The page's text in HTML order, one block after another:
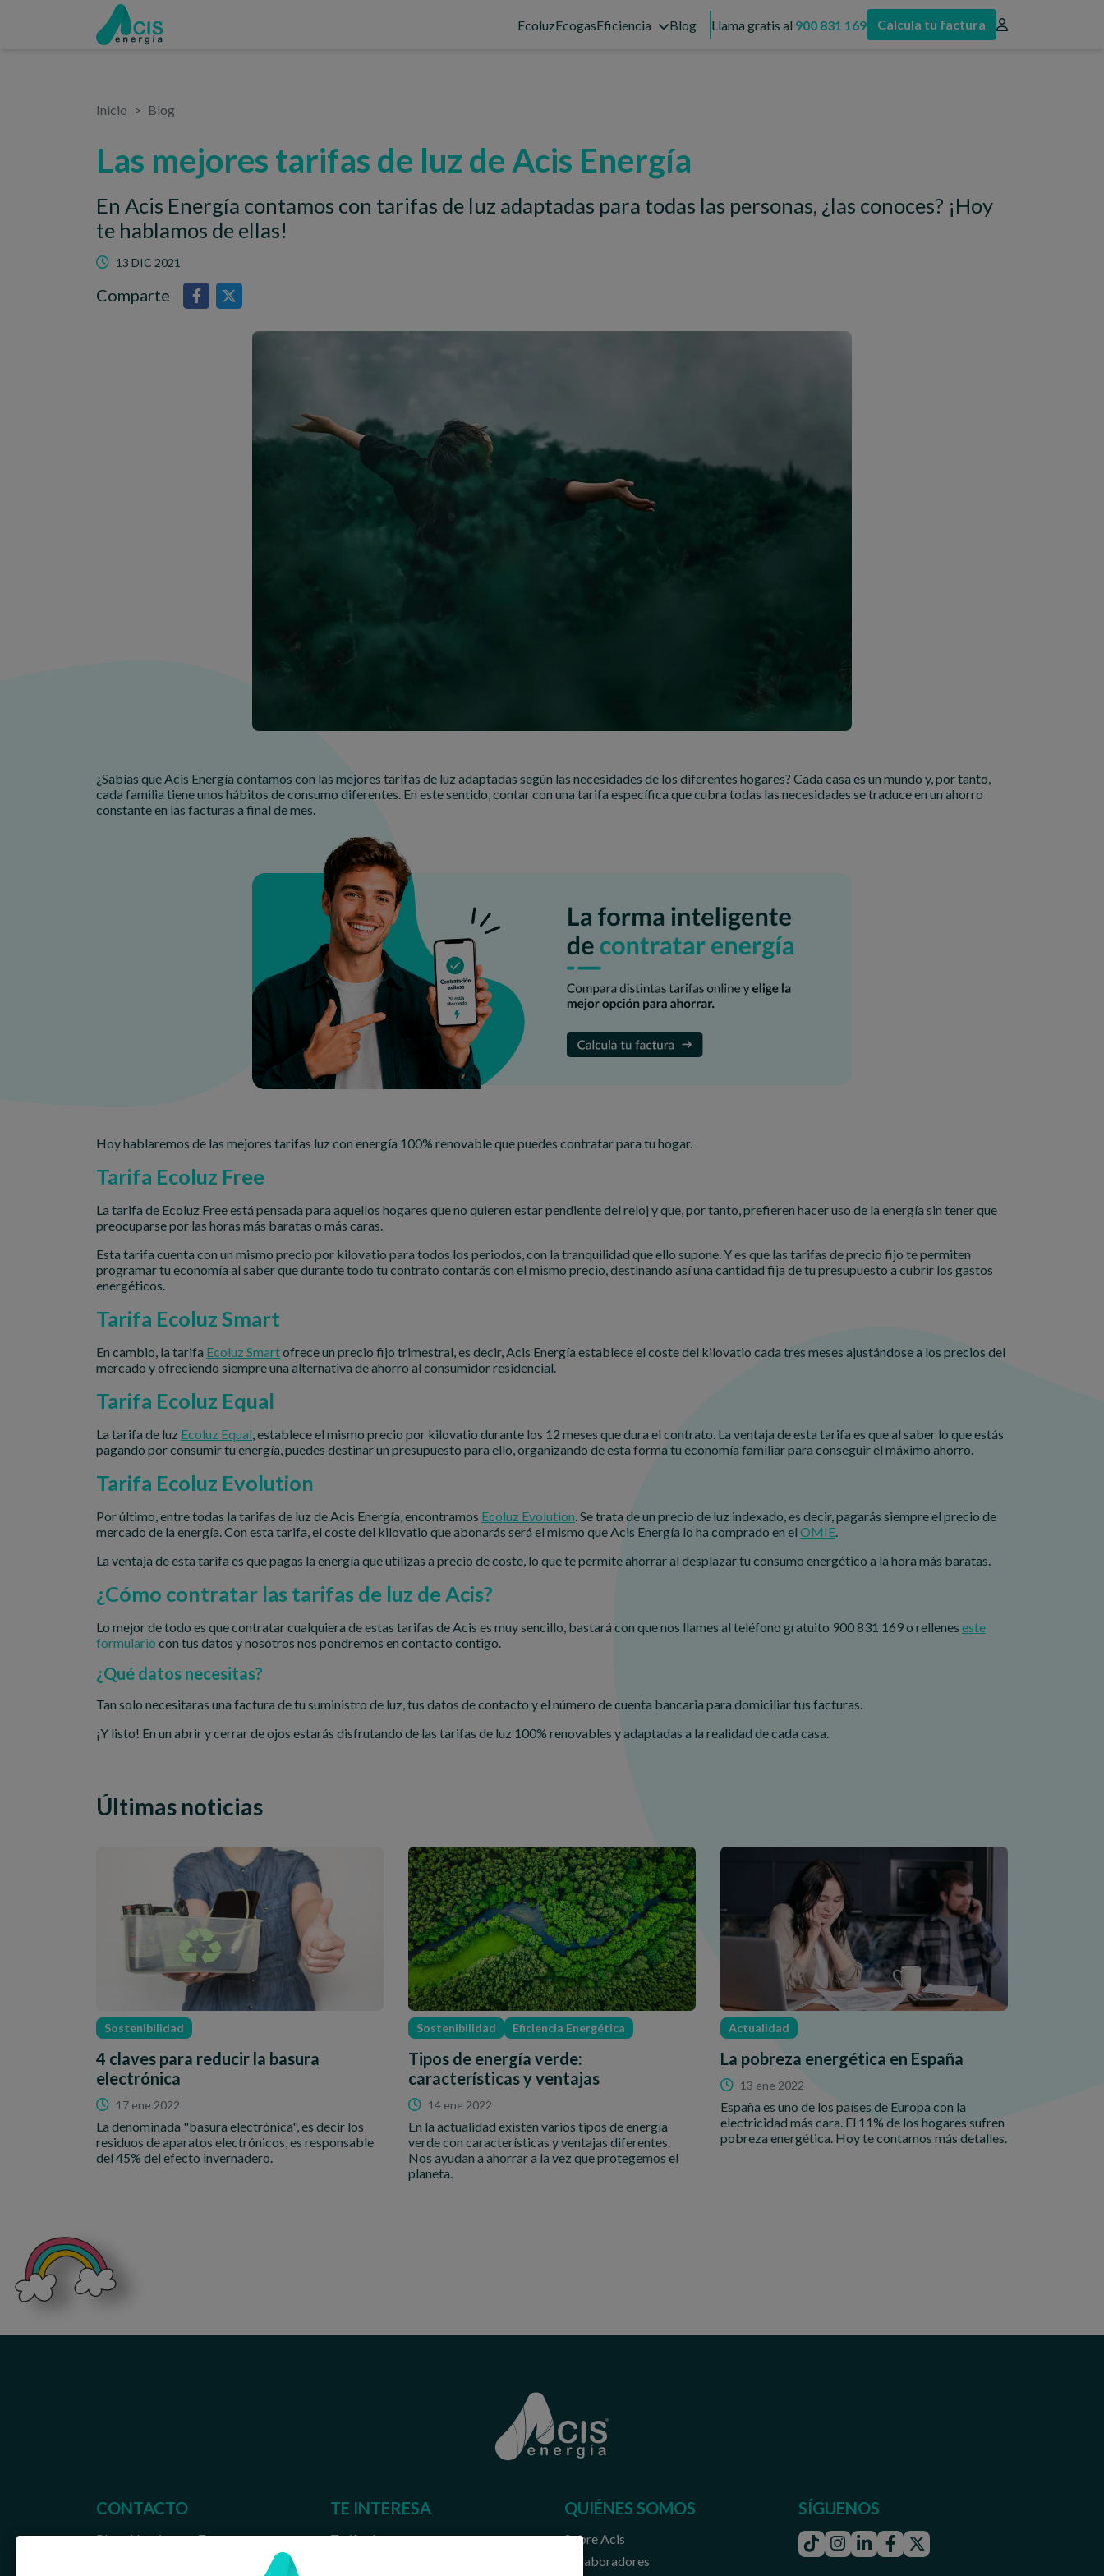
EcoluzEcogasEficiencia Blog Llama gratis al 900 831 169 Calcula tu factura
Inicio Blog
Las mejores tarifas de luz de Acis Energía
En Acis Energía contamos con tarifas de luz adaptadas para todas las personas, ¿las conoces? ¡Hoy
te hablamos de ellas!
13 DIC 2021
Comparte
¿Sabías que Acis Energía contamos con las mejores tarifas de luz adaptadas según las necesidades de los diferentes hogares? Cada casa es un mundo y, por tanto,
cada familia tiene unos hábitos de consumo diferentes. En este sentido, contar con una tarifa específica que cubra todas las necesidades se traduce en un ahorro
constante en las facturas a final de mes.
Hoy hablaremos de las mejores tarifas luz con energía 100% renovable que puedes contratar para tu hogar.
Tarifa Ecoluz Free
La tarifa de Ecoluz Free está pensada para aquellos hogares que no quieren estar pendiente del reloj y que, por tanto, prefieren hacer uso de la energía sin tener que
preocuparse por las horas más baratas o más caras.
Esta tarifa cuenta con un mismo precio por kilovatio para todos los periodos, con la tranquilidad que ello supone. Y es que las tarifas de precio fijo te permiten
programar tu economía al saber que durante todo tu contrato contarás con el mismo precio, destinando así una cantidad fija de tu presupuesto a cubrir los gastos
energéticos.
Tarifa Ecoluz Smart
En cambio, la tarifa Ecoluz Smartofrece un precio fijo trimestral, es decir, Acis Energía establece el coste del kilovatio cada tres meses ajustándose a los precios del
mercado y ofreciendo siempre una alternativa de ahorro al consumidor residencial.
Tarifa Ecoluz Equal
La tarifa de luz Ecoluz Equal , establece el mismo precio por kilovatio durante los 12 meses que dura el contrato. La ventaja de esta tarifa es que al saber lo que estás
pagando por consumir tu energía, puedes destinar un presupuesto para ello, organizando de esta forma tu economía familiar para conseguir el máximo ahorro.
Tarifa Ecoluz Evolution
Por último, entre todas la tarifas de luz de Acis Energía, encontramos Ecoluz Evolution . Se trata de un precio de luz indexado, es decir, pagarás siempre el precio de
mercado de la energía. Con esta tarifa, el coste del kilovatio que abonarás será el mismo que Acis Energía lo ha comprado en el OMIE
La ventaja de esta tarifa es que pagas la energía que utilizas a precio de coste, lo que te permite ahorrar al desplazar tu consumo energético a la hora más baratas.
¿Cómo contratar las tarifas de luz de Acis?
Lo mejor de todo es que contratar cualquiera de estas tarifas de Acis es muy sencillo, bastará con que nos llames al teléfono gratuito 900 831 169 o rellenes este
formulario con tus datos y nosotros nos pondremos en contacto contigo.
¿Qué datos necesitas?
Tan solo necesitaras una factura de tu suministro de luz, tus datos de contacto y el número de cuenta bancaria para domiciliar tus facturas.
¡Y listo! En un abrir y cerrar de ojos estarás disfrutando de las tarifas de luz 100% renovables y adaptadas a la realidad de cada casa.
Últimas noticias
Sostenibilidad
4 claves para reducir la basura
electrónica
17 ene 2022
La denominada "basura electrónica", es decir los
residuos de aparatos electrónicos, es responsable
del 45% del efecto invernadero.
Sostenibilidad Eficiencia Energética
Tipos de energía verde:
características y ventajas
14 ene 2022
En la actualidad existen varios tipos de energía
verde con características y ventajas diferentes.
Nos ayudan a ahorrar a la vez que protegemos el
planeta.
Actualidad
La pobreza energética en España
13 ene 2022
España es uno de los países de Europa con la
electricidad más cara. El 11% de los hogares sufren
pobreza energética. Hoy te contamos más detalles.
CONTACTO
Plaza Urquinaona 7
TE INTERESA
Tarifas luz
QUIÉNES SOMOS
Sobre Acis
Colaboradores
SÍGUENOS
TiktokInstagram
LinkedinFacebook
Twitter